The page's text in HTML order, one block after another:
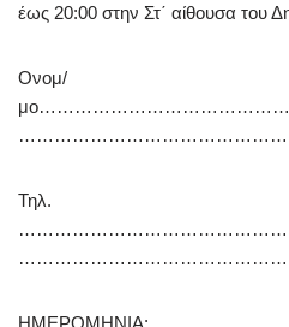
έως 20:00 στην Στ΄ αίθουσα του
Ονομ/
Τηλ.
ΗΜΕΡΟΜΗΝΙΑ: